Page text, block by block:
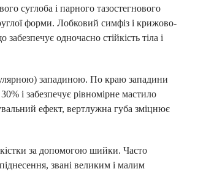
суглоба і парного тазостегнового
форми. Лобковий симфіз і крижово-
одночасно стійкість тіла і
западиною. По краю западини
і забезпечує рівномірне мастило
ефект, вертлужна губа зміцнює
кістки за допомогою шийки. Часто
звані великим і малим